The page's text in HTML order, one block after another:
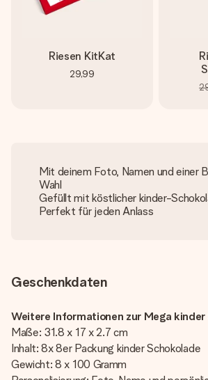
Riesen KitKat
29,99
Mit deinem Foto, Namen und einer
Wahl
Gefüllt mit köstlicher kinder-
Perfekt für jeden Anlass
Geschenkdaten
Weitere Informationen zur Mega kinder
Maße: 31.8 x 17 x 2.7 cm
Inhalt: 8x 8er Packung kinder Schokolade
Gewicht: 8 x 100 Gramm